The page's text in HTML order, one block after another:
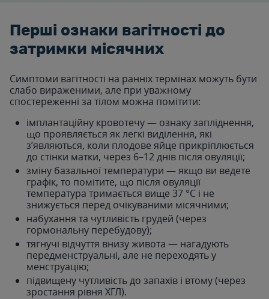
Перші ознаки вагітності до
затримки місячних
Симптоми вагітності на ранніх термінах можуть бути
слабо вираженими, але при уважному
спостереженні за тілом можна помітити:
імплантаційну кровотечу — ознаку запліднення,
що проявляється як легкі виділення, які
з’являються, коли плодове яйце прикріплюється
до стінки матки, через 6–12 днів після овуляції;
зміну базальної температури — якщо ви ведете
графік, то помітите, що після овуляції
температура тримається вище 37 °C і не
знижується перед очікуваними місячними;
набухання та чутливість грудей (через
гормональну перебудову);
тягнучі відчуття внизу живота — нагадують
передменструальні, але не переходять у
менструацію;
підвищену чутливість до запахів і втому (через
зростання рівня ХГЛ).